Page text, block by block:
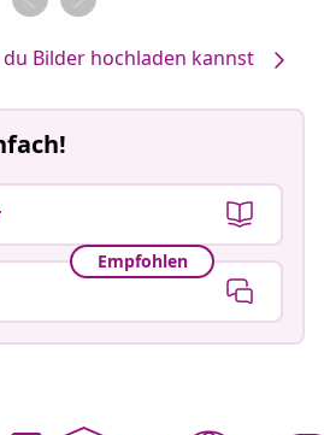
Bilder hochladen kannst
Empfohlen